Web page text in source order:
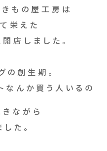
もの屋工房は
栄えた
店しました。
の創生期。
なんか買う人いるの
ながら
た。